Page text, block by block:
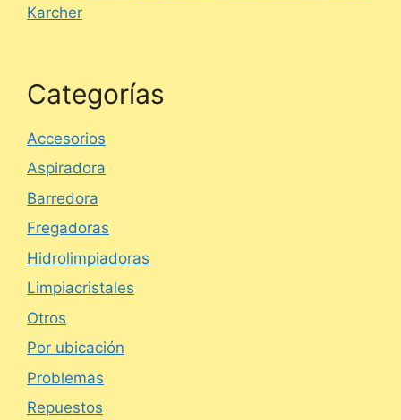
Karcher
Categorías
Accesorios
Aspiradora
Barredora
Fregadoras
Hidrolimpiadoras
Limpiacristales
Otros
Por ubicación
Problemas
Repuestos